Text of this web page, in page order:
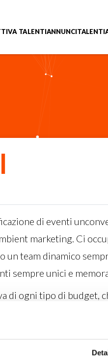
TALENTIANNUNCITALENTI
di eventi
marketing. Ci
un team dinamico
sempre unici e
di ogni tipo di budget,
fiere, meeting e eventi